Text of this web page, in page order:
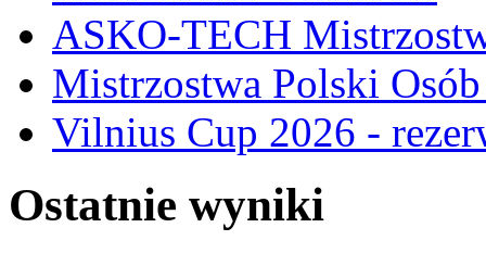
ASKO-TECH
Mistrzostwa Polski
Vilnius Cup 2026 -
Ostatnie wyniki